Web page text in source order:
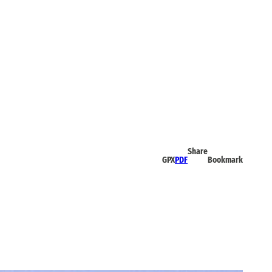
GPXPDF
Share
Bookmark